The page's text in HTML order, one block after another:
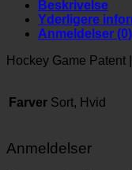
Beskrivelse
Yderligere
Anmeldelser (0)
Hockey Game Patent
Farver Sort, Hvid
Anmeldelser